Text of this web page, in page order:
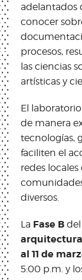
adelantados
conocer
procesos,
las ciencias
artísticas y
El
de manera
tecnologías,
faciliten el
redes
diversos.
La Fase B del
arquitectura
al 11 de
5:00 p.m. y